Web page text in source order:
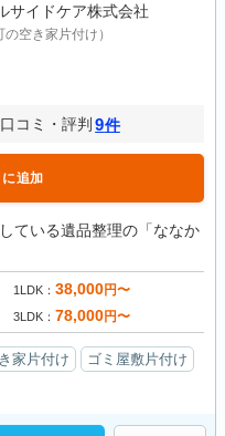
サイドケア株式会社
の空き家片付け）
口コミ・評判 9件
追加
ている遺品整理の「ななか
1LDK 38,000円〜
3LDK 78,000円〜
家片付け
ゴミ屋敷片付け